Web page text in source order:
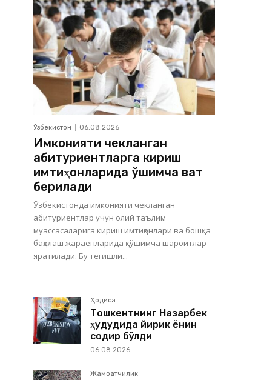
Ўзбекистон 06.08.2026
Имконияти чекланган
абитуриентларга кириш
имтиҳонларида қўшимча вақт
берилади
Ўзбекистонда имконияти чекланган
абитуриентлар учун олий таълим
муассасаларига кириш имтиҳонлари ва бошқа
баҳолаш жараёнларида қўшимча шароитлар
яратилади. Бу тегишли...
Ҳодиса
Тошкентнинг Назарбек
ҳудудида йирик ёнғин
содир бўлди
06.08.2026
Жамоатчилик